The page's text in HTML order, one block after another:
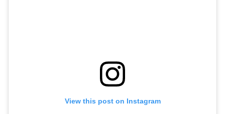
View this post on Instagram